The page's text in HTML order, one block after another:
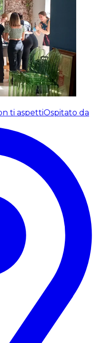
ti aspettiOspitato da